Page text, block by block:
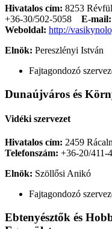
Hivatalos cím: 8253
+36-30/502-5058
E-mail:
Weboldal: http://
Elnök: Pereszlényi István
Fajtagondozó
Dunaújváros és
Vidéki szervezet
Hivatalos cím: 2459
Telefonszám: +36-20/411-
Elnök: Szöllősi Anikó
Fajtagondozó
Ebtenyésztők és